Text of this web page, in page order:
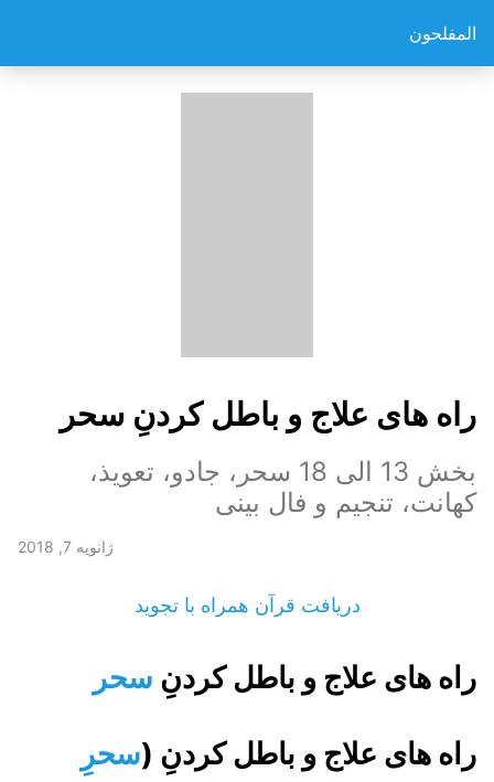
المفلحون
راه های علاج و باطل کردنِ سحر
بخش 13 الی 18 سحر، جادو، تعویذ،
کهانت، تنجیم و فال بینی
ژانویه 7, 2018
دریافت قرآن همراه با تجوید
راه های علاج و باطل کردنِ سحر
راه های علاج و باطل کردنِ (سحرِ